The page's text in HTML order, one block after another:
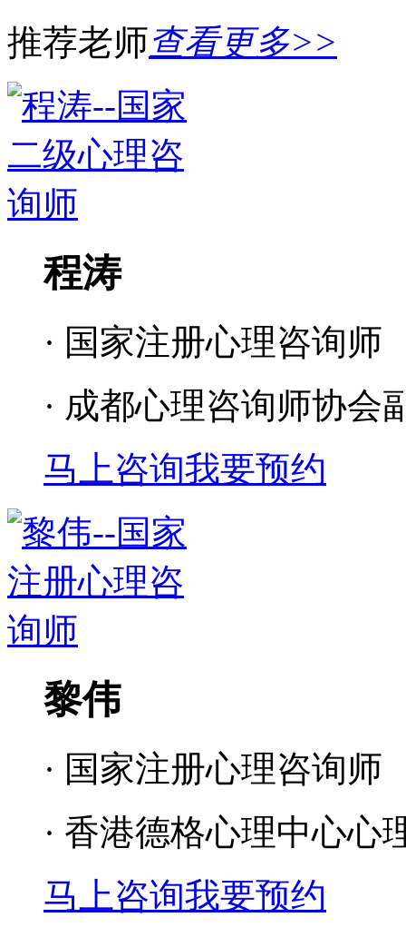
推荐老师查看更多>>
程涛
· 国家注册心理咨询师
· 成都心理咨询师协会
马上咨询我要预约
黎伟
· 国家注册心理咨询师
· 香港德格心理中心心
马上咨询我要预约